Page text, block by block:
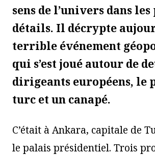
sens de l’univers dans
détails. Il décrypte
terrible événement
qui s’est joué autour de
dirigeants européens, le
turc et un canapé.
C’était à Ankara, capitale de
le palais présidentiel. Trois